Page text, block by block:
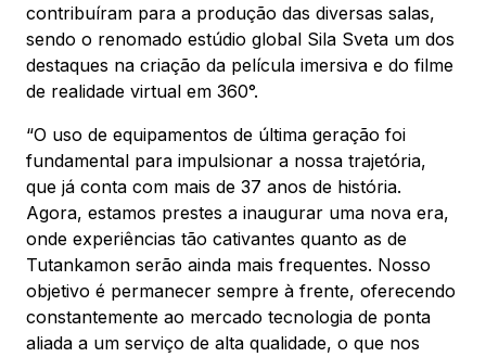
contribuíram para a produção das diversas salas,
sendo o renomado estúdio global Sila Sveta um dos
destaques na criação da película imersiva e do filme
de realidade virtual em 360°.
“O uso de equipamentos de última geração foi
fundamental para impulsionar a nossa trajetória,
que já conta com mais de 37 anos de história.
Agora, estamos prestes a inaugurar uma nova era,
onde experiências tão cativantes quanto as de
Tutankamon serão ainda mais frequentes. Nosso
objetivo é permanecer sempre à frente, oferecendo
constantemente ao mercado tecnologia de ponta
aliada a um serviço de alta qualidade, o que nos